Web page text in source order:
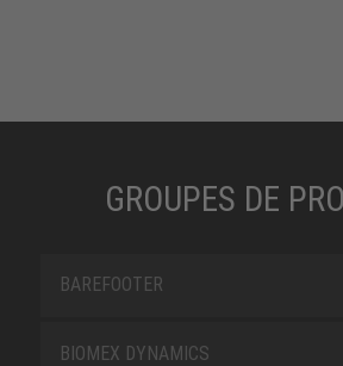
GROUPES DE
BAREFOOTER
BIOMEX DYNAMICS